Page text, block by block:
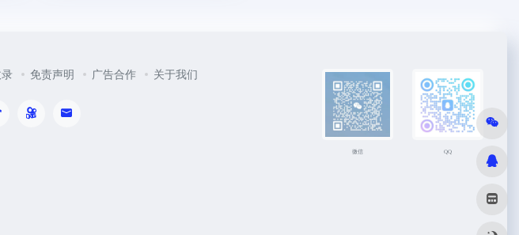
免责声明 广告合作 关于我们
微信 QQ